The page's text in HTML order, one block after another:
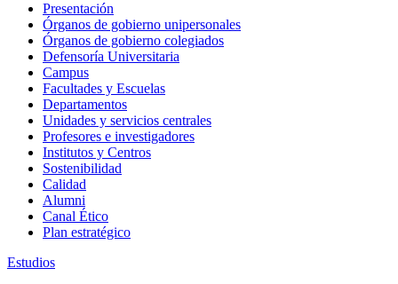
Presentación
Órganos de gobierno unipersonales
Órganos de gobierno colegiados
Defensoría Universitaria
Campus
Facultades y Escuelas
Departamentos
Unidades y servicios centrales
Profesores e investigadores
Institutos y Centros
Sostenibilidad
Calidad
Alumni
Canal Ético
Plan estratégico
Estudios